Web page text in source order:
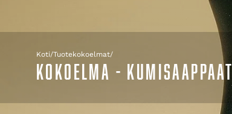
Koti/Tuotekokoelmat/
KOKOELMA - KUMISAAPPAAT